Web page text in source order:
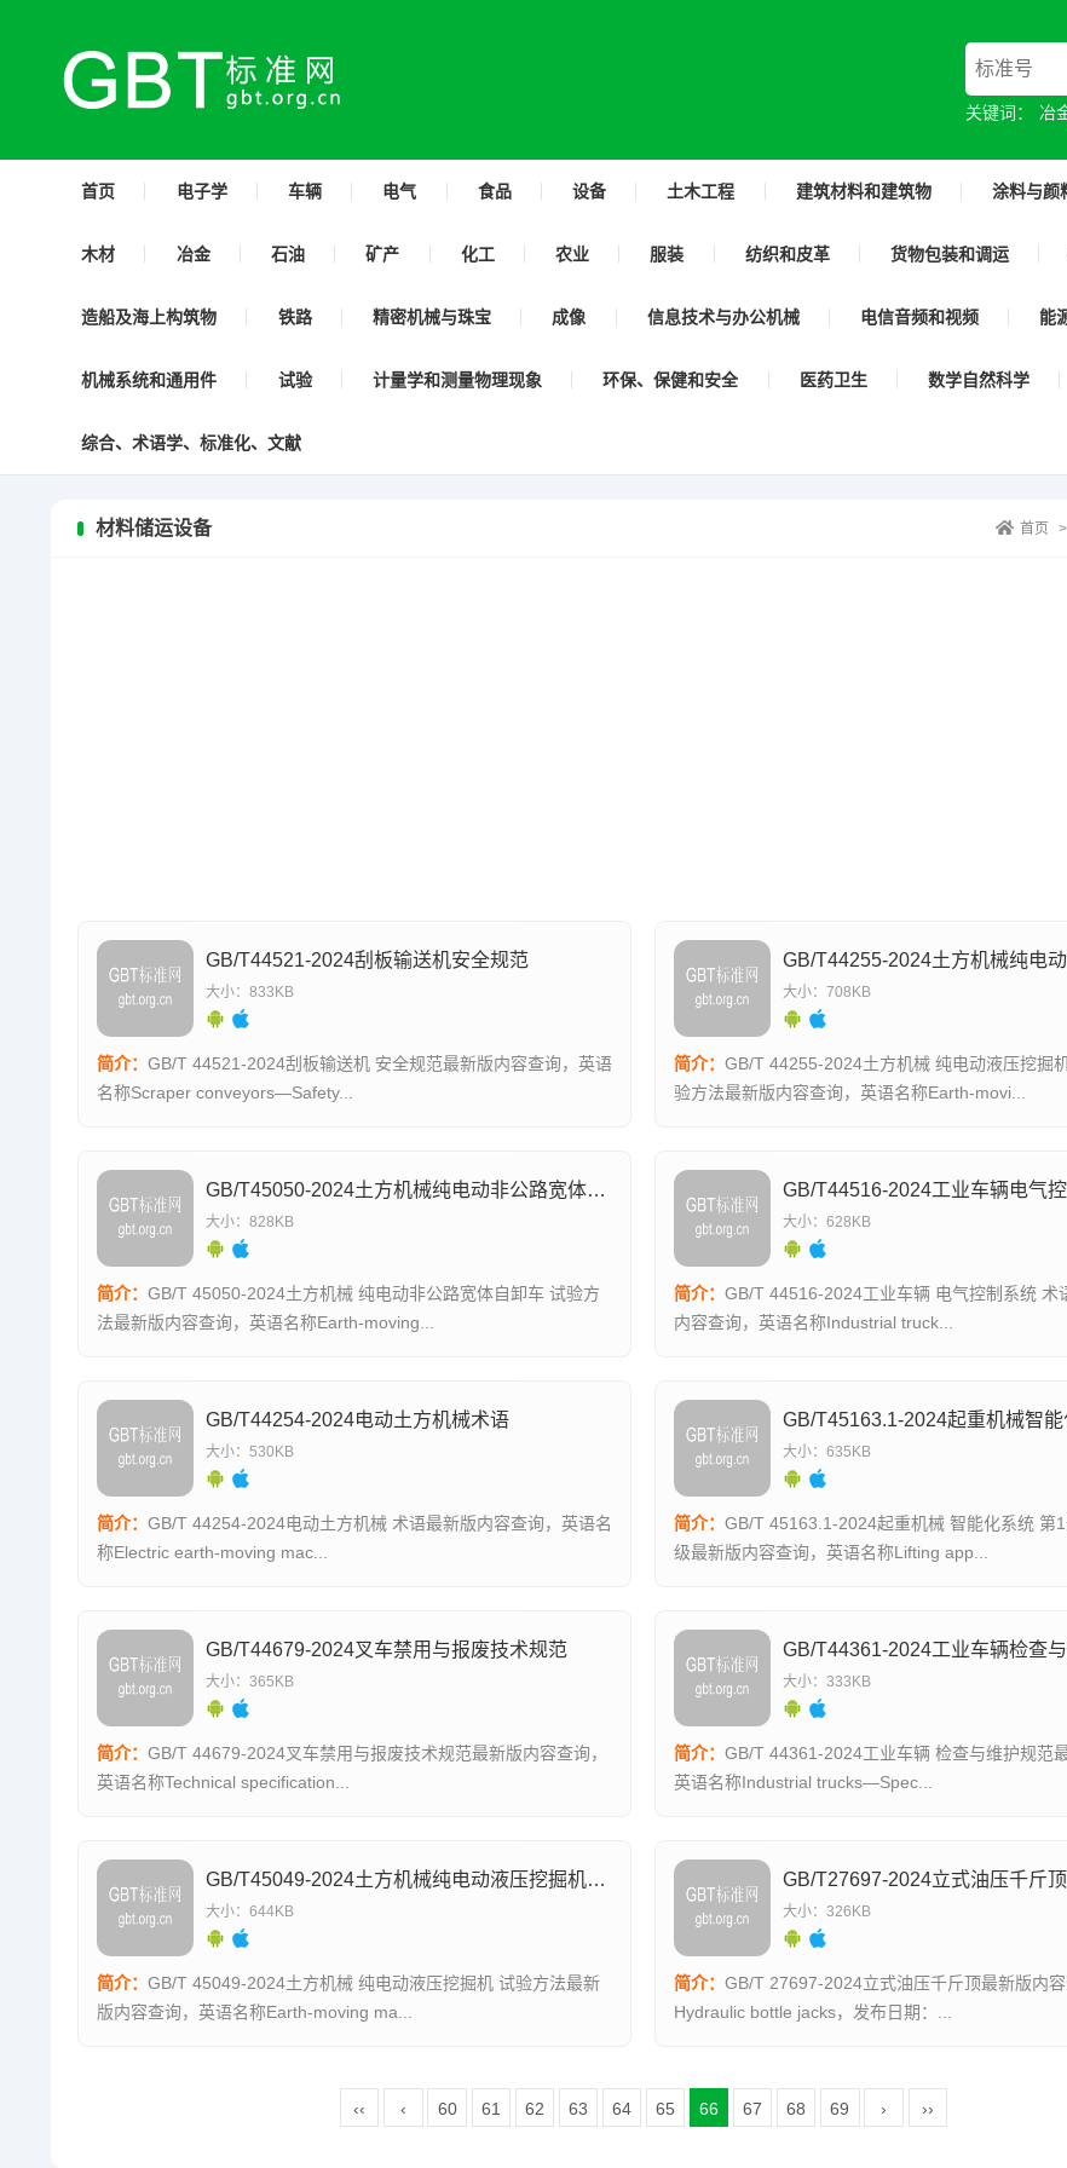
关键词： 冶
首页 电子学 车辆 电气 食品 设备 土木工程 建筑材料和建筑物 涂料与颜
木材 冶金 石油 矿产 化工 农业 服装 纺织和皮革 货物包装和调运
造船及海上构筑物 铁路 精密机械与珠宝 成像 信息技术与办公机械 电信音频和视频 能
机械系统和通用件 试验 计量学和测量物理现象 环保、保健和安全 医药卫生 数学自然科学
综合、术语学、标准化、文献
材料储运设备 首页 >
GB/T44521-2024刮板输送机安全规范
大小：833KB
简介： GB/T 44521-2024刮板输送机 安全规范最新版内容查询，英语
名称Scraper conveyors—Safety...
大小：708KB
简介：GB/T 44255-2024土方机械 纯电动液压挖掘机能量消耗量 试
验方法最新版内容查询，英语名称Earth-movi...
GB/T45050-2024土方机械纯电动非公路宽体自卸车试验方法
大小：828KB
简介： GB/T 45050-2024土方机械 纯电动非公路宽体自卸车 试验方
法最新版内容查询，英语名称Earth-moving...
大小：628KB
简介：GB/T 44516-2024工业车辆 电气控制系统 术语与分类最新版
内容查询，英语名称Industrial truck...
GB/T44254-2024电动土方机械术语
大小：530KB
简介： GB/T 44254-2024电动土方机械 术语最新版内容查询，英语名
称Electric earth-moving mac...
大小：635KB
简介：GB/T 45163.1-2024起重机械 智能化系统 第1部分：术语和分
级最新版内容查询，英语名称Lifting app...
GB/T44679-2024叉车禁用与报废技术规范
大小：365KB
简介： GB/T 44679-2024叉车禁用与报废技术规范最新版内容查询，
英语名称Technical specification...
GB/T44361-2024工业车辆检查
大小：333KB
简介：GB/T 44361-2024工业车辆 检查与维护规范最新版内容查询，
英语名称Industrial trucks—Spec...
GB/T45049-2024土方机械纯电动液压挖掘机试验方法
大小：644KB
简介： GB/T 45049-2024土方机械 纯电动液压挖掘机 试验方法最新
版内容查询，英语名称Earth-moving ma...
GB/T27697-2024立式油压千斤顶
大小：326KB
简介：GB/T 27697-2024立式油压千斤顶最新版内
Hydraulic bottle jacks，发布日期：...
‹‹ ‹ 60 61 62 63 64 65 66 67 68 69 › ››